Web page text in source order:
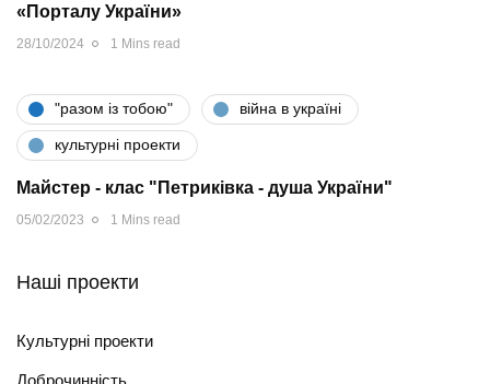
«Порталу України»
28/10/2024 1 Mins read
"разом iз тобою" війна в україні
культурні проекти
Майстер - клас "Петриківка - душа України"
05/02/2023 1 Mins read
Наші проекти
Культурні проекти
Доброчинність